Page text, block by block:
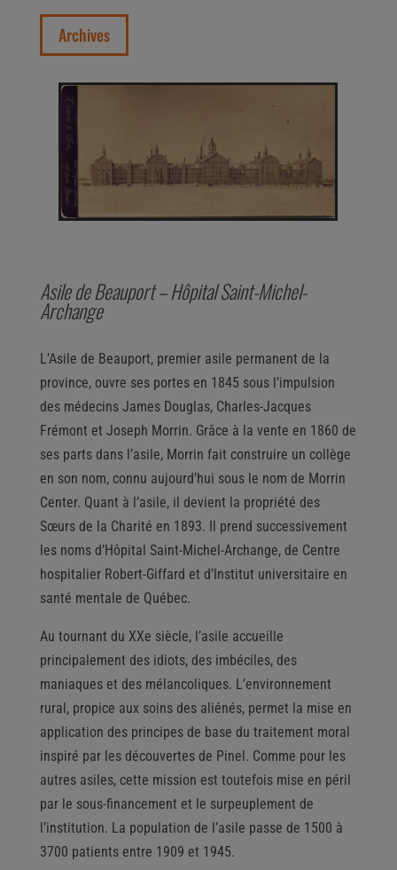
Archives
Asile de Beauport – Hôpital Saint-Michel-
Archange
L’Asile de Beauport, premier asile permanent de la
province, ouvre ses portes en 1845 sous l’impulsion
des médecins James Douglas, Charles-Jacques
Frémont et Joseph Morrin. Grâce à la vente en 1860 de
ses parts dans l’asile, Morrin fait construire un collège
en son nom, connu aujourd’hui sous le nom de Morrin
Center. Quant à l’asile, il devient la propriété des
Sœurs de la Charité en 1893. Il prend successivement
les noms d’Hôpital Saint-Michel-Archange, de Centre
hospitalier Robert-Giffard et d’Institut universitaire en
santé mentale de Québec.
Au tournant du XXe siècle, l’asile accueille
principalement des idiots, des imbéciles, des
maniaques et des mélancoliques. L’environnement
rural, propice aux soins des aliénés, permet la mise en
application des principes de base du traitement moral
inspiré par les découvertes de Pinel. Comme pour les
autres asiles, cette mission est toutefois mise en péril
par le sous-financement et le surpeuplement de
l’institution. La population de l’asile passe de 1500 à
3700 patients entre 1909 et 1945.